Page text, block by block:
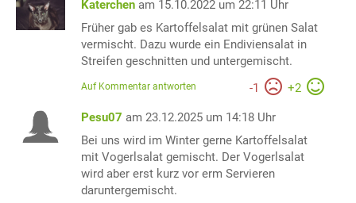
Katerchen am 15.10.2022 um 22:11 Uhr
Früher gab es Kartoffelsalat mit grünen Salat
vermischt. Dazu wurde ein Endiviensalat in
Streifen geschnitten und untergemischt.
-1 +2
Auf Kommentar antworten
Pesu07 am 23.12.2025 um 14:18 Uhr
Bei uns wird im Winter gerne Kartoffelsalat
mit Vogerlsalat gemischt. Der Vogerlsalat
wird aber erst kurz vor erm Servieren
daruntergemischt.